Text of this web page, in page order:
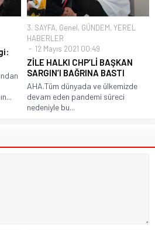
3. SAYFA, Genel, GÜNDEM, YEREL
HABERLER
12 Mayıs 2021 00:49
ZİLE HALKI CHP’Lİ BAŞKAN
SARGIN’I BAĞRINA BASTI
AHA.Tüm dünyada ve ülkemizde
devam eden pandemi süreci
nedeniyle bu...